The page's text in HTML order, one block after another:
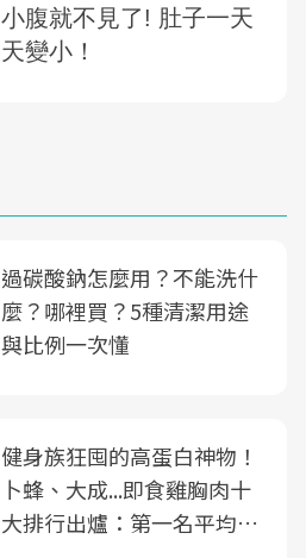
過碳酸鈉怎麼用？不能洗什
麼？哪裡買？5種清潔用途
與比例一次懂
健身族狂囤的高蛋白神物！
卜蜂、大成...即食雞胸肉十
大排行出爐：第一名平均一